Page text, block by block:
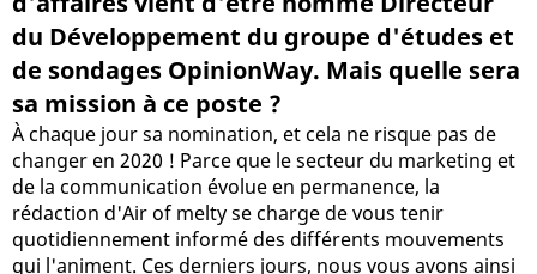
du Développement du groupe d'études et
de sondages OpinionWay. Mais quelle sera
sa mission à ce poste ?
À chaque jour sa nomination, et cela ne risque pas de
changer en 2020 ! Parce que le secteur du marketing et
de la communication évolue en permanence, la
rédaction d'Air of melty se charge de vous tenir
quotidiennement informé des différents mouvements
qui l'animent. Ces derniers jours, nous vous avons ainsi